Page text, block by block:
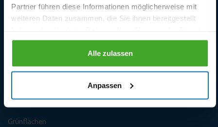
Partner führen diese Informationen möglicherweise mit
weiteren Daten zusammen, die Sie ihnen bereitgestellt
gesammelt haben.
Alle zulassen
Anpassen
Frostschutz
Sportanlagen
Grünflächen